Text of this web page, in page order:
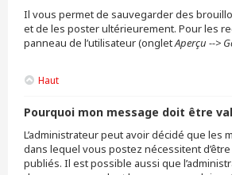
Il vous permet de sauvegarder des
et de les poster ultérieurement. Pour les
panneau de l’utilisateur (ongletAperçu -->
Haut
Pourquoi mon message doit être
L’administrateur peut avoir décidé que les
dans lequel vous postez nécessitent d’être
publiés. Il est possible aussi que